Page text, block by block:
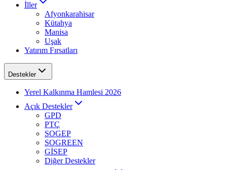
İller
Afyonkarahisar
Kütahya
Manisa
Uşak
Yatırım Fırsatları
Destekler
Yerel Kalkınma Hamlesi 2026
Açık Destekler
GPD
PTÇ
SOGEP
SOGREEN
GİSEP
Diğer Destekler